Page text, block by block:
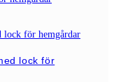
lock för